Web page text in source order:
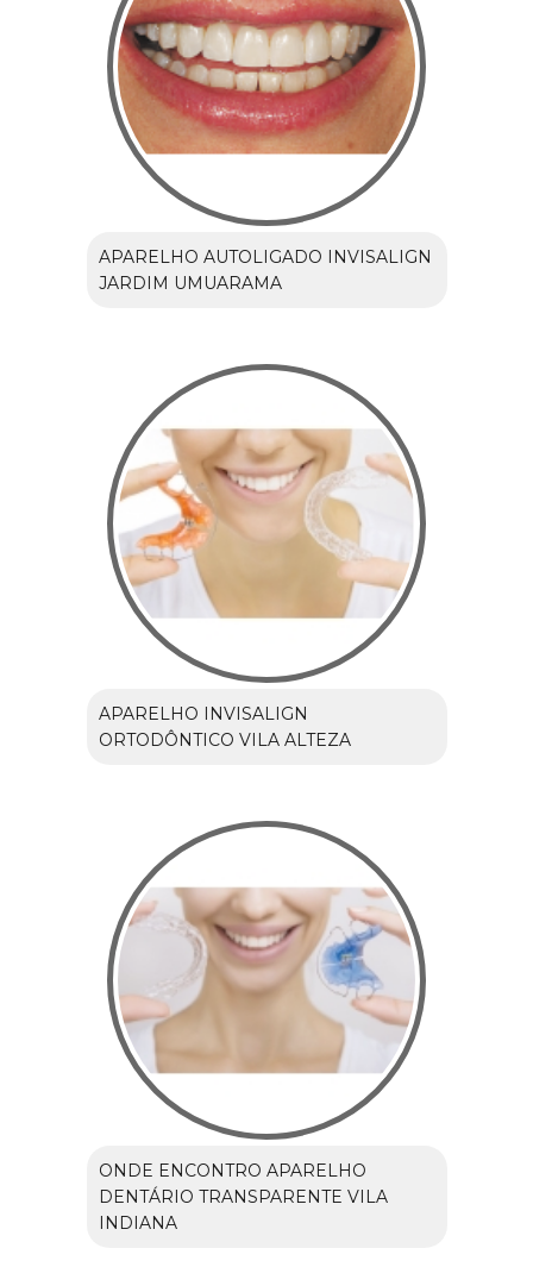
APARELHO AUTOLIGADO INVISALIGN
JARDIM UMUARAMA
APARELHO INVISALIGN
ORTODÔNTICO VILA ALTEZA
ONDE ENCONTRO APARELHO
DENTÁRIO TRANSPARENTE VILA
INDIANA